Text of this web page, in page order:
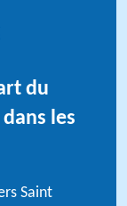
du
les
Saint